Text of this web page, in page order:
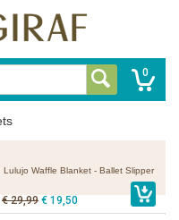
0
Lulujo Waffle Blanket - Ballet Slipper
€ 29,99 € 19,50